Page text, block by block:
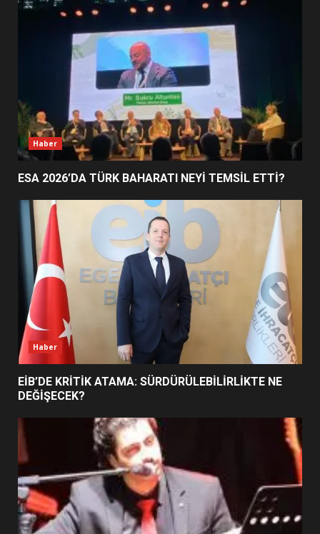
EİB’DE KRİTİK ATAMA:
SÜRDÜRÜLEBİLİRLİKTE NE
DEĞİŞECEK?
4
EDREMİT’İN GURURU TÜRKİYE
FİNALİNDE NE BAŞARDI?
5
UZATILDI: NE DEĞİŞTİ?
6
BURHANİYE SATRANÇ
TURNUVASI KAYITLARI NEYİ
DEĞİŞTİRİYOR?
BURHANİYE BELEDİYESPOR’DA
YENİ YÖNETİM NASIL
Haber
ESA 2026’DA TÜRK BAHARATI NEYİ TEMSİL ETTİ?
Haber
EİB’DE KRİTİK ATAMA: SÜRDÜRÜLEBİLİRLİKTE NE
DEĞİŞECEK?